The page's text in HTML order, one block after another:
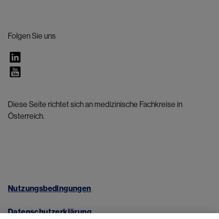
Folgen Sie uns
Diese Seite richtet sich an medizinische Fachkreise in
Österreich.
Nutzungsbedingungen
Datenschutzerklärung